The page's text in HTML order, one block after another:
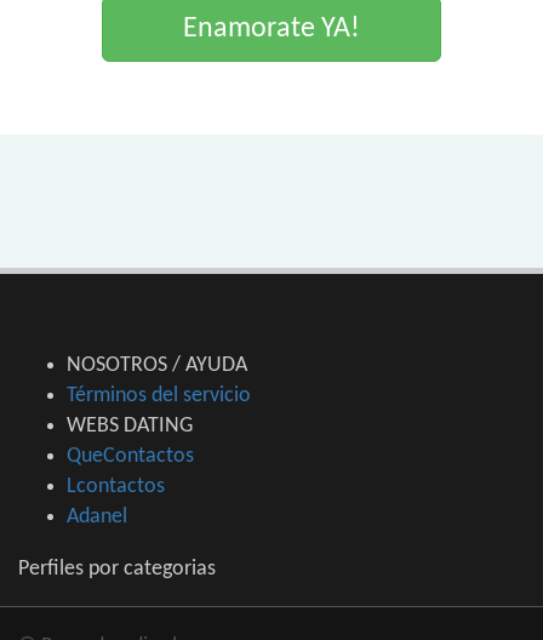
Enamorate YA!
NOSOTROS / AYUDA
Términos del servicio
WEBS DATING
QueContactos
Lcontactos
Adanel
Perfiles por categorias